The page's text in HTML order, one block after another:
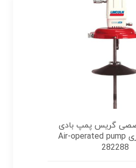
گریس پمپ بادی
Lincoln سری Air-operated pump
282288